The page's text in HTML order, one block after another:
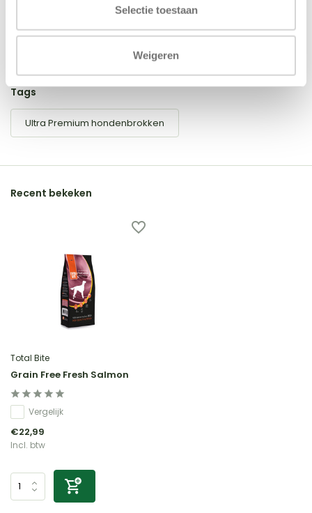
Selectie toestaan
Weigeren
Schrijf je eigen review
Tags
Ultra Premium hondenbrokken
Recent bekeken
Total Bite
Grain Free Fresh Salmon
Vergelijk
€22,99
Incl. btw